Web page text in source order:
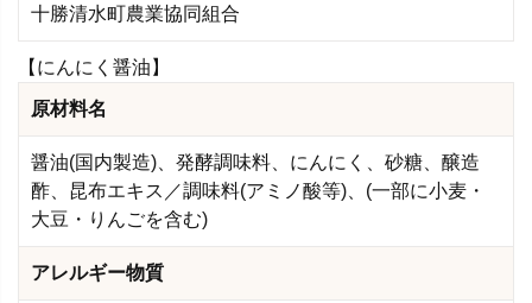
十勝清水町農業協同組合
【にんにく醤油】
原材料名
醤油(国内製造)、発酵調味料、にんにく、砂糖、醸造
酢、昆布エキス／調味料(アミノ酸等)、(一部に小麦・
大豆・りんごを含む)
アレルギー物質